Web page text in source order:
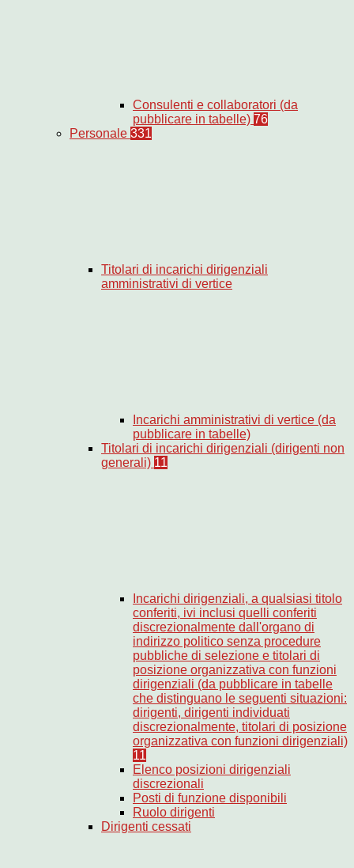
Consulenti e collaboratori (da
pubblicare in tabelle) 76
Personale 331
Titolari di incarichi dirigenziali
amministrativi di vertice
Incarichi amministrativi di vertice (da
pubblicare in tabelle)
Titolari di incarichi dirigenziali (dirigenti non
generali) 11
Incarichi dirigenziali, a qualsiasi titolo
conferiti, ivi inclusi quelli conferiti
discrezionalmente dall'organo di
indirizzo politico senza procedure
pubbliche di selezione e titolari di
posizione organizzativa con funzioni
dirigenziali (da pubblicare in tabelle
che distinguano le seguenti situazioni:
dirigenti, dirigenti individuati
discrezionalmente, titolari di posizione
organizzativa con funzioni dirigenziali)
11
Elenco posizioni dirigenziali
discrezionali
Posti di funzione disponibili
Ruolo dirigenti
Dirigenti cessati